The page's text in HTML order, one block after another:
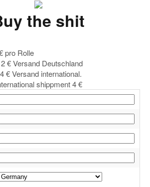
the shit
pro Rolle
€ Versand Deutschland
€ Versand international.
shippment 4 €